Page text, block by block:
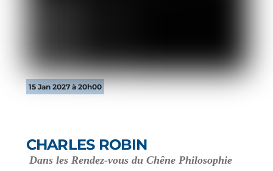
15 Jan 2027 à 20h00
CHARLES ROBIN
Dans les Rendez-vous du Chêne Philosophie